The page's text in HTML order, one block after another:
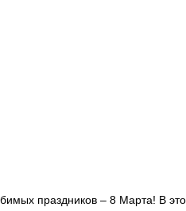
праздников – 8 Марта! В